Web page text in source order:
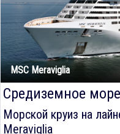
MSC Meraviglia
Средиземное море
Морской круиз на
Meraviglia